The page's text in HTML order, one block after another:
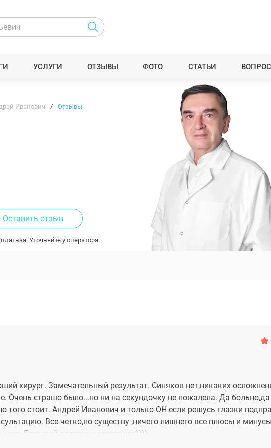
УСЛУГИ ОТЗЫВЫ ФОТО СТАТЬИ
Иванович Отзывы
Оставить отзыв
Уточняйте у оператора.
хирург. Замечательный результат. Синяков нет,никаких
страшо было...но ни на секундочку не пожалела. Да больно,да
того стоит. Андрей Иванович и только ОН если решусь глазки
Все четко,по существу ,ничего лишнего все плюсы и
него. Большой респект и уважение:))))